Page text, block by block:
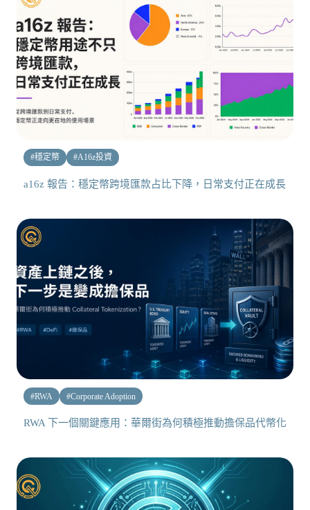
#穩定幣 #A16z投資
a16z 報告：穩定幣跨境匯款占比下降，日常支付正在成長
#RWA #Corporate Adoption
RWA 下一個關鍵應用：華爾街為何積極推動擔保品代幣化